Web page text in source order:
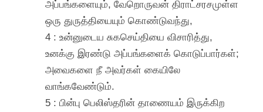
அப்பங்களையும், வேறொருவன் திராட்சரசமுள்ள
ஒரு துருத்தியையும் கொண்டுவந்து,
4 : உன்னுடைய சுகசெய்தியை விசாரித்து,
உனக்கு இரண்டு அப்பங்களைக் கொடுப்பார்கள்;
அவைகளை நீ அவர்கள் கையிலே
வாங்கவேண்டும்.
5 : பின்பு பெலிஸ்தரின் தாணையம் இருக்கிற